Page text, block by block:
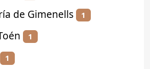
de Gimenells 1
1
1